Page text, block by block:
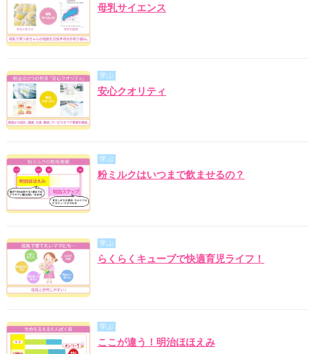
母乳サイエンス
学ぶ
安心クオリティ
学ぶ
粉ミルクはいつまで飲ませるの？
学ぶ
らくらくキューブで快適育児ライフ！
学ぶ
ここが違う！明治ほほえみ